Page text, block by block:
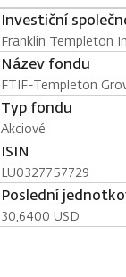
Investiční
Franklin Templeton
Název fondu
FTIF-Templeton
Typ fondu
Akciové
ISIN
LU0327757729
Poslední
30,6400 USD